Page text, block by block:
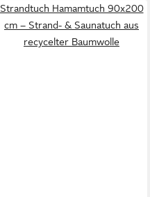
Strandtuch Hamamtuch 90x200
cm – Strand- & Saunatuch aus
recycelter Baumwolle